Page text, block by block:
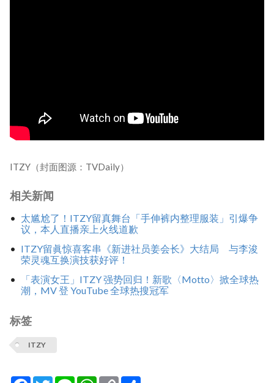
ITZY（封面图源：TVDaily）
相关新闻
太尴尬了！ITZY留真舞台「手伸裤内整理服装」引爆争
议，本人直播亲上火线道歉
ITZY留眞惊喜客串《新进社员姜会长》大结局 与李浚
荣灵魂互换演技获好评！
「表演女王」ITZY 强势回归！新歌〈Motto〉掀全球热
潮，MV 登 YouTube 全球热搜冠军
标签
ITZY